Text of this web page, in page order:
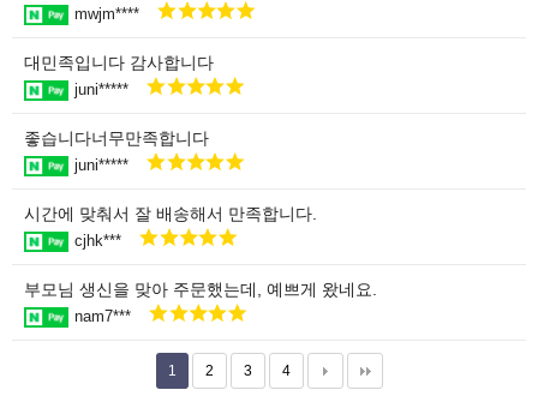
mwjm****
대민족입니다 감사합니다
juni*****
좋습니다너무만족합니다
juni*****
시간에 맞춰서 잘 배송해서 만족합니다.
cjhk***
부모님 생신을 맞아 주문했는데, 예쁘게 왔네요.
nam7***
1 2 3 4